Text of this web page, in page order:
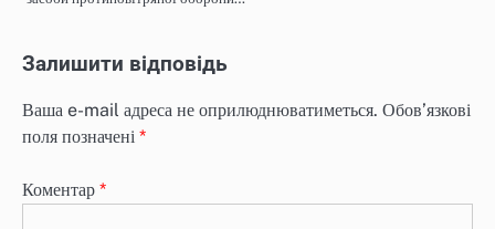
Залишити відповідь
Ваша e-mail адреса не оприлюднюватиметься. Обов’язкові
поля позначені *
Коментар *